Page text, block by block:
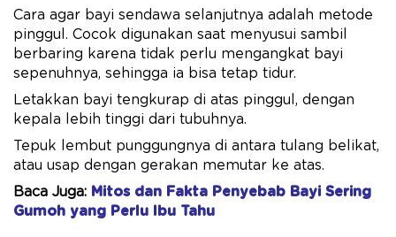
Cara agar bayi sendawa selanjutnya adalah metode
pinggul. Cocok digunakan saat menyusui sambil
berbaring karena tidak perlu mengangkat bayi
sepenuhnya, sehingga ia bisa tetap tidur.
Letakkan bayi tengkurap di atas pinggul, dengan
kepala lebih tinggi dari tubuhnya.
Tepuk lembut punggungnya di antara tulang belikat,
atau usap dengan gerakan memutar ke atas.
Baca Juga: Mitos dan Fakta Penyebab Bayi Sering
Gumoh yang Perlu Ibu Tahu